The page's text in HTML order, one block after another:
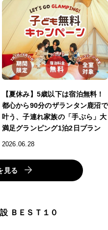
【夏休み】5歳以下は宿泊無料！
都心から90分のザランタン鹿沼で
叶う、子連れ家族の「手ぶら」大
満足グランピング1泊2日プラン
2026.06.28
見る
ＢＥＳＴ１０